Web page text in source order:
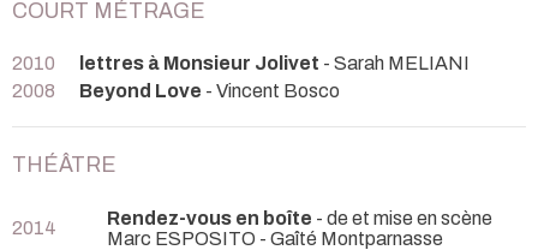
COURT MÉTRAGE
2010 lettres à Monsieur Jolivet - Sarah MELIANI
2008
Beyond Love - Vincent Bosco
THÉÂTRE
2014 Rendez-vous en boîte - de et mise en scène
Marc ESPOSITO - Gaîté Montparnasse